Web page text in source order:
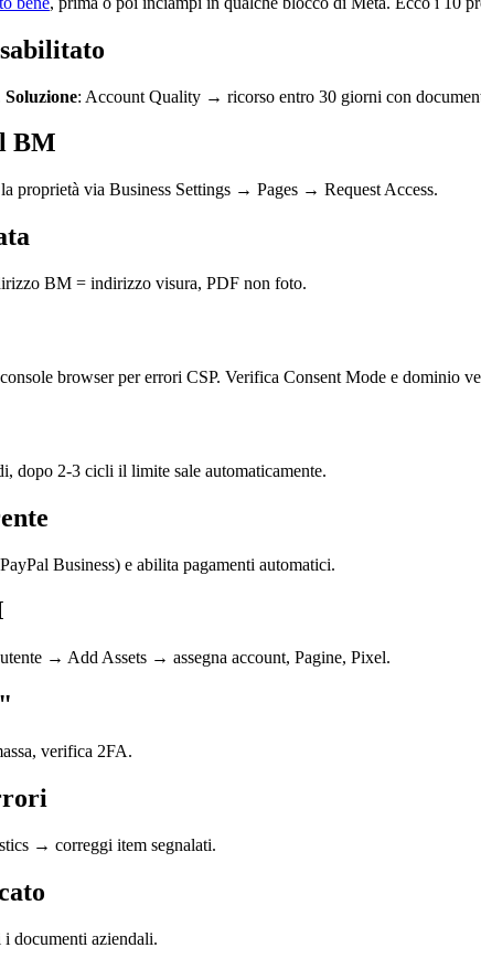
Soluzione: Account Quality → ricorso entro 30 giorni con
BM
proprietà via Business Settings → Pages → Request Access.
BM = indirizzo visura, PDF non foto.
browser per errori CSP. Verifica Consent Mode e dominio
dopo 2-3 cicli il limite sale automaticamente.
Business) e abilita pagamenti automatici.
→ Add Assets → assegna account, Pagine, Pixel.
verifica 2FA.
→ correggi item segnalati.
documenti aziendali.